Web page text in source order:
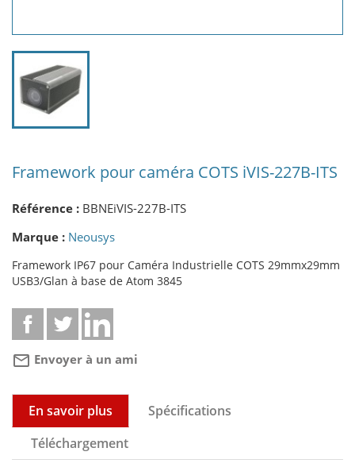
Framework pour caméra COTS iVIS-227B-ITS
Référence : BBNEiVIS-227B-ITS
Marque : Neousys
Framework IP67 pour Caméra Industrielle COTS 29mmx29mm
USB3/Glan à base de Atom 3845
mail_outline Envoyer à un ami
En savoir plus
Spécifications
Téléchargement